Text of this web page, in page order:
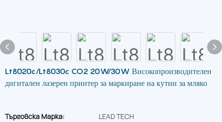
Lt8020c/Lt8030c CO2 20W/30W Високопроизводителен
дигитален лазерен принтер за маркиране на кутии за мляко
Търговска Марка:
LEAD TECH